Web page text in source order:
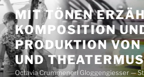
Zum
Inhalt
springen
MIT TÖNEN
KOMPOSITION
PRODUKTION
UND
Octavia Crummenerl Gloggengiesser —